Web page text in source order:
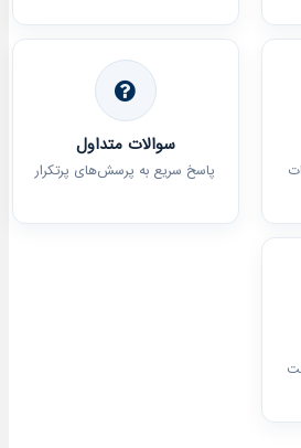
سوالات متداول
پاسخ سریع به پرسش‌های پرتکرار